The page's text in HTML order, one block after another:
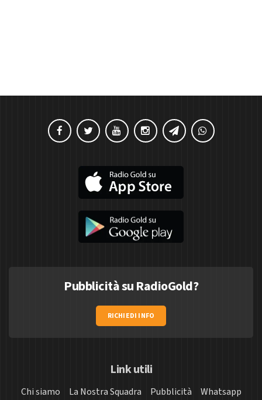
Pubblicità su RadioGold?
RICHIEDI INFO
Link utili
Chi siamo La Nostra Squadra Pubblicità
Whatsapp